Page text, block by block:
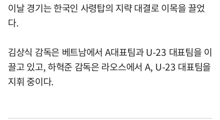
이날 경기는 한국인 사령탑의 지략 대결로 이목을 끌었
다.
김상식 감독은 베트남에서 A대표팀과 U-23 대표팀을 이
끌고 있고, 하혁준 감독은 라오스에서 A, U-23 대표팀을
지휘 중이다.